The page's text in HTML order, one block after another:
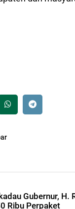
Gubernur,
Ribu Perpaket